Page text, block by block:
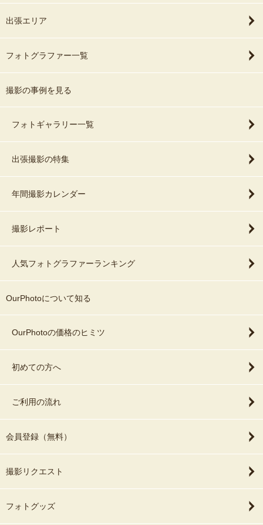
出張エリア
フォトグラファー一覧
撮影の事例を見る
フォトギャラリー一覧
出張撮影の特集
年間撮影カレンダー
撮影レポート
人気フォトグラファーランキング
OurPhotoについて知る
OurPhotoの価格のヒミツ
初めての方へ
ご利用の流れ
会員登録（無料）
撮影リクエスト
フォトグッズ